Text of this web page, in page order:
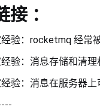
：
验：rocketmq 经常
验：消息存储和清理
验：消息在服务器上